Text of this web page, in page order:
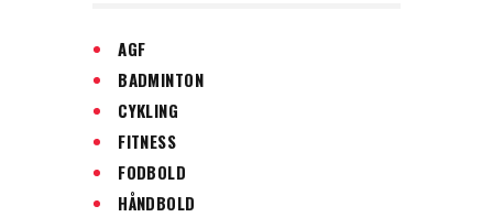
AGF
BADMINTON
CYKLING
FITNESS
FODBOLD
HÅNDBOLD